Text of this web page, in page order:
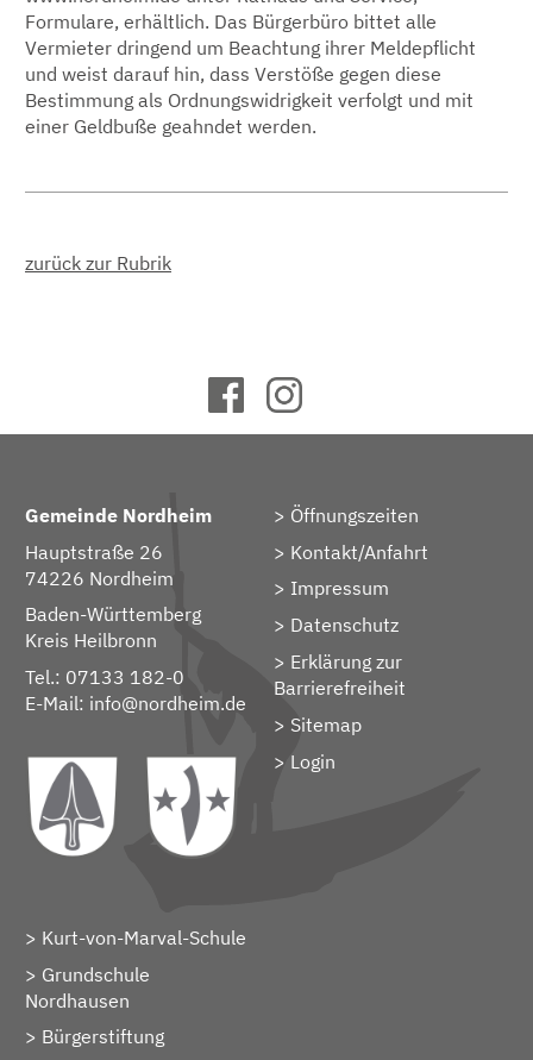
Formulare, erhältlich. Das Bürgerbüro bittet alle
Vermieter dringend um Beachtung ihrer Meldepflicht
und weist darauf hin, dass Verstöße gegen diese
Bestimmung als Ordnungswidrigkeit verfolgt und mit
einer Geldbuße geahndet werden.
zurück zur Rubrik
Gemeinde Nordheim
Hauptstraße 26
74226 Nordheim
Baden-Württemberg
Kreis Heilbronn
Tel.: 07133 182-0
E-Mail: info@nordheim.de
Öffnungszeiten
Kontakt/Anfahrt
Impressum
Datenschutz
Erklärung zur
Barrierefreiheit
Sitemap
> Login
Kurt-von-Marval-Schule
Grundschule
Nordhausen
Bürgerstiftung